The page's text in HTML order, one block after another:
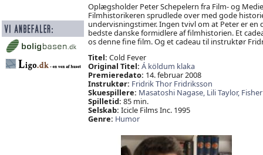
Oplægsholder Peter Schepelern fra Film- og
Filmhistorikeren sprudlede over med gode
undervisningstimer. Ingen tvivl om at Peter er
bedste danske formidlere af filmhistorien. Et
os denne fine film. Og et cadeau til instruktør
Titel: Cold Fever
Original Titel: Á köldum klaka
Premieredato: 14. februar 2008
Instruktør: Fridrik Thor Fridriksson
Skuespillere: Masatoshi Nagase, Lili Taylor,
Spilletid: 85 min.
Selskab: Icicle Films Inc. 1995
Genre: Humor